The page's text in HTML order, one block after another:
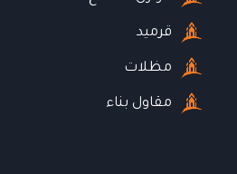
قرميد
مظلات
مقاول بناء